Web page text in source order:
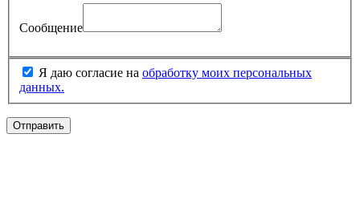
Сообщение
Я даю согласие на обработку моих персональных
данных.
Отправить